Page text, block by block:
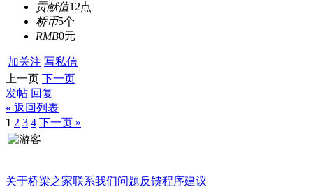
贡献值12点
桥币5个
RMB0元
加关注 写私信
上一页 下一页
发帖 回复
« 返回列表
1 2 3 4 下一页 »
关于桥梁之家联系我们问题反馈程序建议